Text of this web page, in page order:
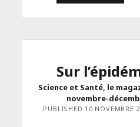
<SPAN
•
Sur
Science et Santé, le
novembre-
PUBLISHED 10 NOVEMBRE